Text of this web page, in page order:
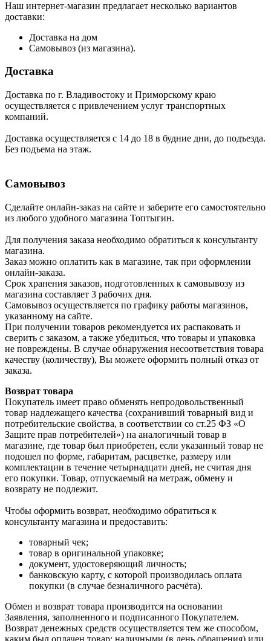
Наш интернет-магазин предлагает несколько вариантов
доставки:
Доставка на дом
Самовывоз (из магазина).
Доставка
Доставка по г. Владивостоку и Приморскому краю
осуществляется с привлечением услуг транспортных
компаний.
Доставка осуществляется с 14 до 18 в будние дни, до подъезда.
Без подъема на этаж.
Самовывоз
Сделайте онлайн-заказ на сайте и заберите его самостоятельно
из любого удобного магазина Топтыгин.
Для получения заказа необходимо обратиться к консультанту
магазина.
Заказ можно оплатить как в магазине, так при оформлении
онлайн-заказа.
Срок хранения заказов, подготовленных к самовывозу из
магазина составляет 3 рабочих дня.
Самовывоз осуществляется по графику работы магазинов,
указанному на сайте.
При получении товаров рекомендуется их распаковать и
сверить с заказом, а также убедиться, что товары и упаковка
не повреждены. В случае обнаружения несоответствия товара
качеству (количеству), Вы можете оформить полный отказ от
заказа.
Возврат товара
Покупатель имеет право обменять непродовольственный
товар надлежащего качества (сохранивший товарный вид и
потребительские свойства, в соответствии со ст.25 ФЗ «О
Защите прав потребителей») на аналогичный товар в
магазине, где товар был приобретен, если указанный товар не
подошел по форме, габаритам, расцветке, размеру или
комплектации в течение четырнадцати дней, не считая дня
его покупки. Товар, отпускаемый на метраж, обмену и
возврату не подлежит.
Чтобы оформить возврат, необходимо обратиться к
консультанту магазина и предоставить:
товарный чек;
товар в оригинальной упаковке;
документ, удостоверяющий личность;
банковскую карту, с которой производилась оплата
покупки (в случае безналичного расчёта).
Обмен и возврат товара производится на основании
Заявления, заполненного и подписанного Покупателем.
Возврат денежных средств осуществляется тем же способом,
каким был оплачен товар: наличными (в день обращения) или